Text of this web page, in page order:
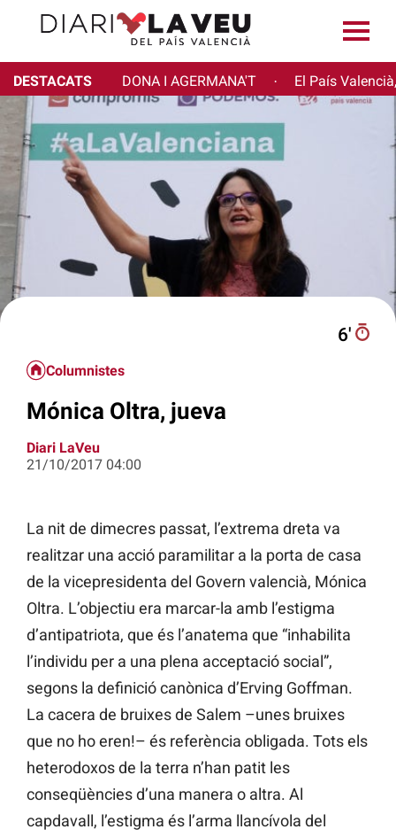
DESTACATS DONA I AGERMANA'T · El País
6′
Columnistes
Mónica Oltra, jueva
Diari LaVeu
21/10/2017 04:00
La nit de dimecres passat, l’extrema dreta va
realitzar una acció paramilitar a la porta de casa
de la vicepresidenta del Govern valencià, Mónica
Oltra. L’objectiu era marcar-la amb l’estigma
d’antipatriota, que és l’anatema que “inhabilita
l’individu per a una plena acceptació social”,
segons la definició canònica d’Erving Goffman.
La cacera de bruixes de Salem –unes bruixes
que no ho eren!– és referència obligada. Tots els
heterodoxos de la terra n’han patit les
conseqüències d’una manera o altra. Al
capdavall, l’estigma és l’arma llancívola del